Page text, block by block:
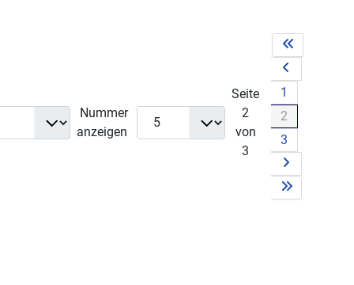
Nummer
anzeigen
Seite
2
von
3
1
2
3